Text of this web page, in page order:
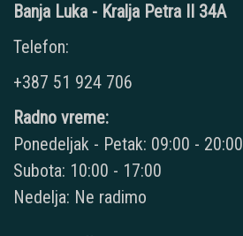
Banja Luka - Kralja Petra II 34A
Telefon:
+387 51 924 706
Radno vreme:
Ponedeljak - Petak: 09:00 - 20:00
Subota: 10:00 - 17:00
Nedelja: Ne radimo